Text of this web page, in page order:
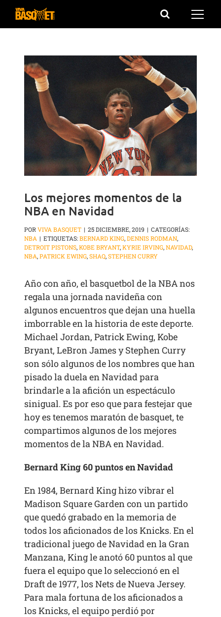
Saltar
Los mejores momentos de la
NBA en Navidad
PORVIVA BASQUET | 25 DICIEMBRE, 2019 | CATEGORÍAS:
NBA | ETIQUETAS:BERNARD KING,DENNIS RODMAN,
DETROIT PISTONS,KOBE BRYANT,KYRIE IRVING,NAVIDAD,
NBA,PATRICK EWING,SHAQ,STEPHEN CURRY
Año con año, el basquetbol de la NBA nos
regala una jornada navideña con
algunos encuentros que dejan una huella
imborrable en la historia de este deporte.
Michael Jordan, Patrick Ewing, Kobe
Bryant, LeBron James y Stephen Curry
son sólo algunos de los nombres que han
pisado la duela en Navidad para
brindarle a la afición un espectáculo
sinigual. Es por eso que para festejar que
hoy es tenemos maratón de basquet, te
compartimos algunos de los mejores
momentos de la NBA en Navidad.
Bernard King 60 puntos en Navidad
En 1984, Bernard King hizo vibrar el
Madison Square Garden con un partido
que quedó grabado en la memoria de
todos los aficionados de los Knicks. En el
tradicional juego de Navidad en la Gran
Manzana, King le anotó 60 puntos al que
fuera el equipo que lo seleccionó en el
Draft de 1977, los Nets de Nueva Jersey.
Para mala fortuna de los aficionados a
los Knicks, el equipo perdió por